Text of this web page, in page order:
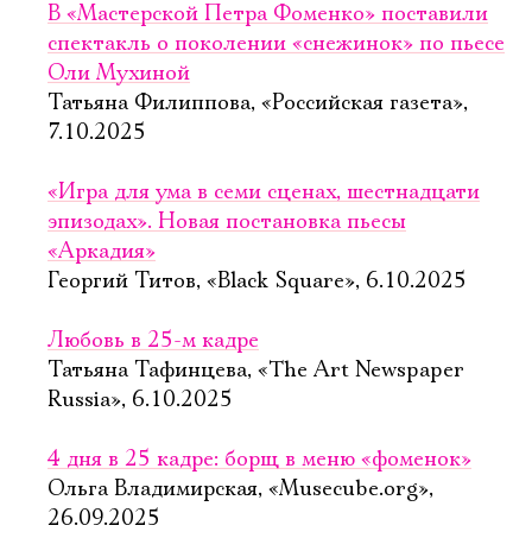
В «Мастерской Петра Фоменко» поставили
спектакль о поколении «снежинок» по пьесе
Оли Мухиной
Татьяна Филиппова, «Российская газета»,
7.10.2025
«Игра для ума в семи сценах, шестнадцати
эпизодах». Новая постановка пьесы
«Аркадия»
Георгий Титов, «Black Square», 6.10.2025
Любовь в 25-м кадре
Татьяна Тафинцева, «The Art Newspaper
Russia», 6.10.2025
4 дня в 25 кадре: борщ в меню «фоменок»
Ольга Владимирская, «Musecube.org»,
26.09.2025